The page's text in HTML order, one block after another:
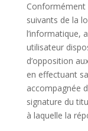
Conformément
suivants de la
l’informatique,
utilisateur
d’opposition
en effectuant
accompagnée
signature du
à laquelle la